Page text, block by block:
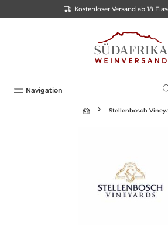
Kostenloser Versand ab 18
Navigation
Stellenbosch